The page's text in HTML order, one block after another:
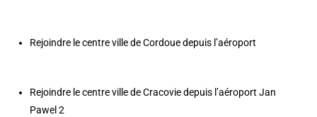
Rejoindre le centre ville de Cordoue depuis l’aéroport
Rejoindre le centre ville de Cracovie depuis l’aéroport Jan
Pawel 2